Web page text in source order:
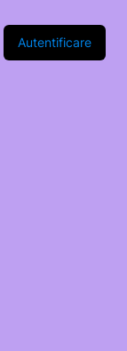
Autentificare